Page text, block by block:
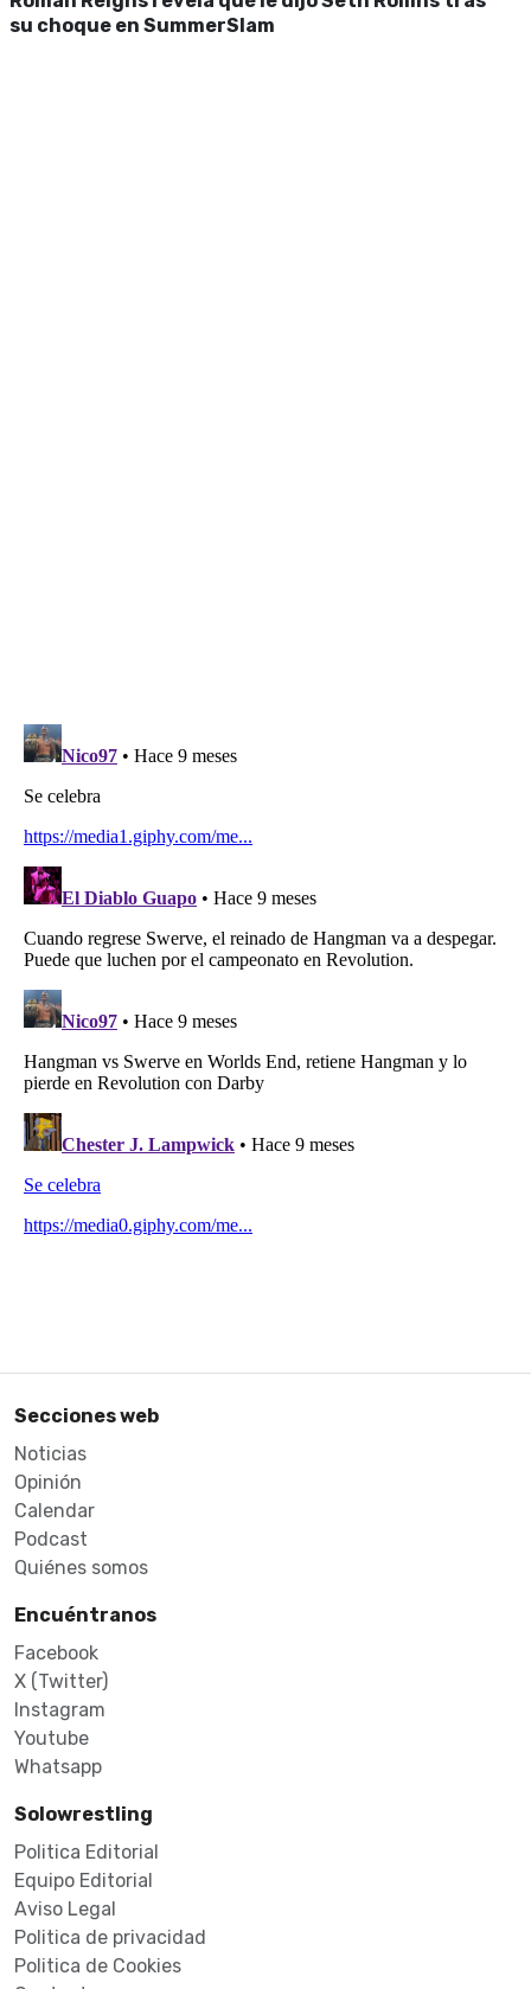
su choque en SummerSlam
Secciones web
Noticias
Opinión
Calendar
Podcast
Quiénes somos
Encuéntranos
Facebook
X (Twitter)
Instagram
Youtube
Whatsapp
Solowrestling
Politica Editorial
Equipo Editorial
Aviso Legal
Politica de privacidad
Politica de Cookies